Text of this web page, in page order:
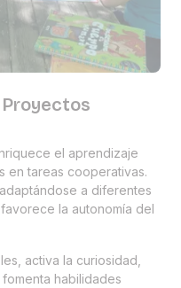
el aprendizaje
en tareas cooperativas.
a diferentes
la autonomía del
activa la curiosidad,
habilidades